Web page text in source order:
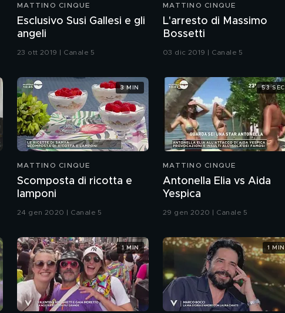
MATTINO CINQUE
Esclusivo Susi Gallesi e gli
angeli
23 ott 2019 | Canale 5
MATTINO CINQUE
L'arresto di Massimo
Bossetti
03 dic 2019 | Canale 5
MATTINO CINQUE
Scomposta di ricotta e
lamponi
24 gen 2020 | Canale 5
3 MIN
MATTINO CINQUE
Antonella Elia vs Aida
Yespica
29 gen 2020 | Canale 5
53 SEC
1 MIN 1 MIN